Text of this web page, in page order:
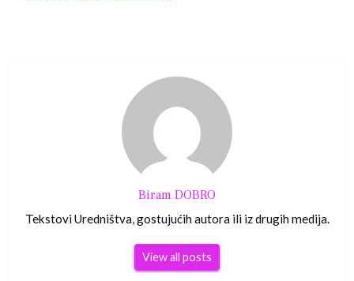
Biram DOBRO
Tekstovi Uredništva, gostujućih autora ili iz drugih medija.
View all posts